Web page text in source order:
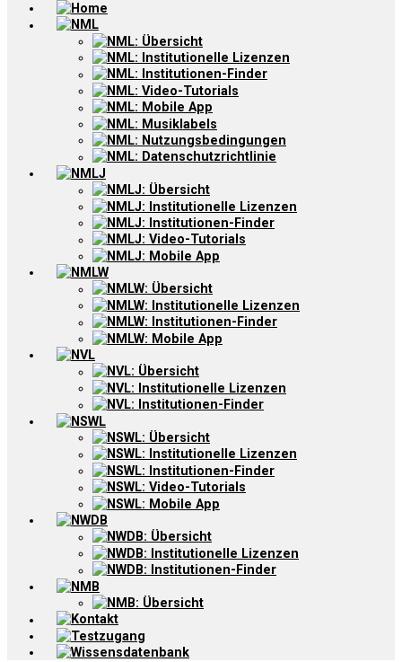
Home
NML
NML: Übersicht
NML: Institutionelle Lizenzen
NML: Institutionen-Finder
NML: Video-Tutorials
NML: Mobile App
NML: Musiklabels
NML: Nutzungsbedingungen
NML: Datenschutzrichtlinie
NMLJ
NMLJ: Übersicht
NMLJ: Institutionelle Lizenzen
NMLJ: Institutionen-Finder
NMLJ: Video-Tutorials
NMLJ: Mobile App
NMLW
NMLW: Übersicht
NMLW: Institutionelle Lizenzen
NMLW: Institutionen-Finder
NMLW: Mobile App
NVL
NVL: Übersicht
NVL: Institutionelle Lizenzen
NVL: Institutionen-Finder
NSWL
NSWL: Übersicht
NSWL: Institutionelle Lizenzen
NSWL: Institutionen-Finder
NSWL: Video-Tutorials
NSWL: Mobile App
NWDB
NWDB: Übersicht
NWDB: Institutionelle Lizenzen
NWDB: Institutionen-Finder
NMB
NMB: Übersicht
Kontakt
Testzugang
Wissensdatenbank